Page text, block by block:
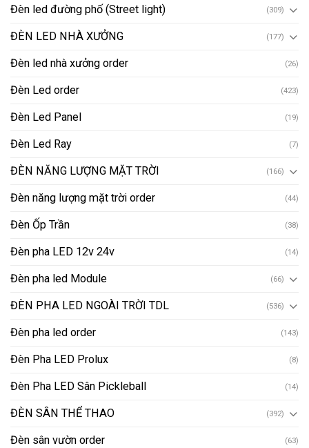
Đèn led đường phố (Street light) (309)
ĐÈN LED NHÀ XƯỞNG (177)
Đèn led nhà xưởng order (26)
Đèn Led order (423)
Đèn Led Panel (19)
Đèn Led Ray (7)
ĐÈN NĂNG LƯỢNG MẶT TRỜI (166)
Đèn năng lượng mặt trời order (44)
Đèn Ốp Trần (38)
Đèn pha LED 12v 24v (14)
Đèn pha led Module (66)
ĐÈN PHA LED NGOÀI TRỜI TDL (536)
Đèn pha led order (143)
Đèn Pha LED Prolux (8)
Đèn Pha LED Sân Pickleball (14)
ĐÈN SÂN THỂ THAO (392)
Đèn sân vườn order (63)